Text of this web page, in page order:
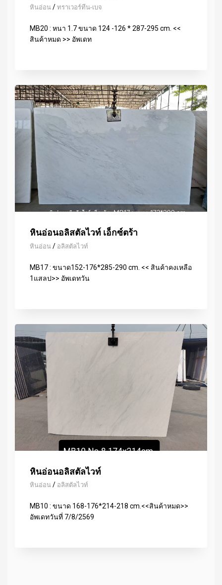
หินอ่อน / ทราเวอร์ทีน-เบจ
MB20 : หนา 1.7 ขนาด 124 -126 * 287-295 cm. <<
สินค้าหมด >> อัพเดท
หินอ่อนอลิสตัลไวท์ เอ็กซ์ตร้า
หินอ่อน / อลิสตัลไวท์
MB17 : ขนาด152-176*285-290 cm. << สินค้าคงเหลือ
1แสลป>> อัพเดทวัน
หินอ่อนอลิสตัลไวท์
หินอ่อน / อลิสตัลไวท์
MB10 : ขนาด 168-176*214-218 cm.<<สินค้าหมด>>
อัพเดทวันที่ 7/8/2569